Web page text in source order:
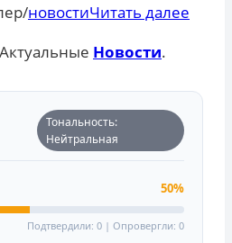
новостиЧитать далее
Новости.
Тональность:
Нейтральная
50%
Подтвердили: 0 | Опровергли: 0